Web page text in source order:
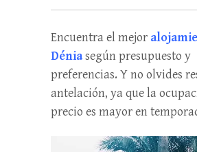
Encuentra el mejor
Déniasegún presupuesto y
preferencias. Y no olvides
antelación, ya que la
precio es mayor en